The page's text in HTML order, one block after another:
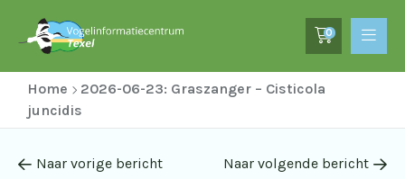
0
Home
2026-06-23: Graszanger – Cisticola
juncidis
Naar vorige bericht Naar volgende bericht